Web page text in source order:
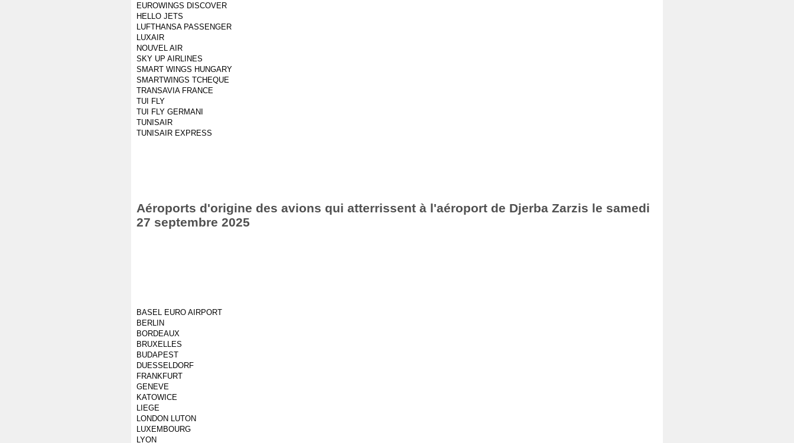
EUROWINGS DISCOVER
HELLO JETS
LUFTHANSA PASSENGER
LUXAIR
NOUVEL AIR
SKY UP AIRLINES
SMART WINGS HUNGARY
SMARTWINGS TCHEQUE
TRANSAVIA FRANCE
TUI FLY
TUI FLY GERMANI
TUNISAIR
TUNISAIR EXPRESS
Aéroports d'origine des avions qui atterrissent à l'aéroport de Djerba Zarzis le samedi
27 septembre 2025
BASEL EURO AIRPORT
BERLIN
BORDEAUX
BRUXELLES
BUDAPEST
DUESSELDORF
FRANKFURT
GENEVE
KATOWICE
LIEGE
LONDON LUTON
LUXEMBOURG
LYON